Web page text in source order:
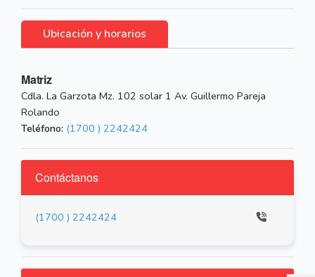
Ubicación y horarios
Matriz
Cdla. La Garzota Mz. 102 solar 1 Av. Guillermo Pareja
Rolando
Teléfono: (1700 ) 2242424
Contáctanos
(1700 ) 2242424